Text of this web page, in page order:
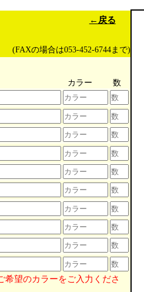
←戻る
(FAXの場合は053-452-6744まで)
カラー 数
望のカラーをご入力くださ